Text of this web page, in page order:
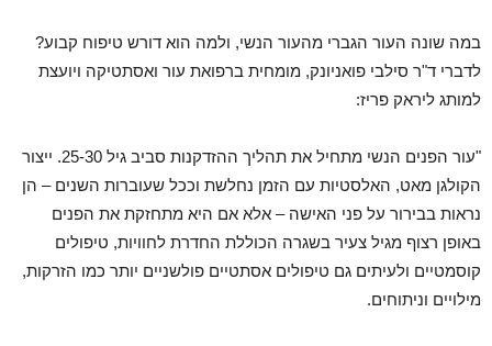
במה שונה העור הגברי מהעור הנשי, ולמה הוא דורש טיפוח קבוע?
לדברי ד"ר סילבי פואניונק, מומחית ברפואת עור ואסתטיקה ויועצת
למותג ליראק פריז:
"עור הפנים הנשי מתחיל את תהליך ההזדקנות סביב גיל 25-30. ייצור
הקולגן מאט, האלסטיות עם הזמן נחלשת וככל שעוברות השנים – הן
נראות בבירור על פני האישה – אלא אם היא מתחזקת את הפנים
באופן רצוף מגיל צעיר בשגרה הכוללת החדרת לחוויות, טיפולים
קוסמטיים ולעיתים גם טיפולים אסתטיים פולשניים יותר כמו הזרקות,
מילויים וניתוחים.